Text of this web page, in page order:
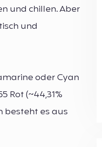
und chillen. Aber
und
oder Cyan
Rot (~44,31%
besteht es aus